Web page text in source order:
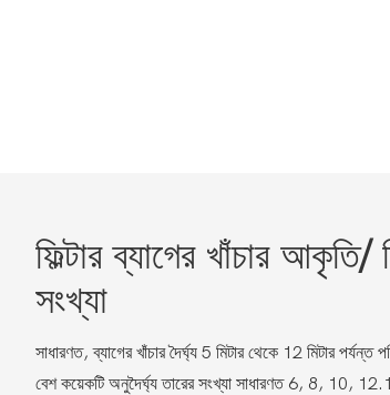
ফিল্টার ব্যাগের খাঁচার আকৃতি/
সংখ্যা
সাধারণত, ব্যাগের খাঁচার দৈর্ঘ্য 5 মিটার থেকে 12 মিটার পর্যন্ত
বেশ কয়েকটি অনুদৈর্ঘ্য তারের সংখ্যা সাধারণত 6, 8, 10,